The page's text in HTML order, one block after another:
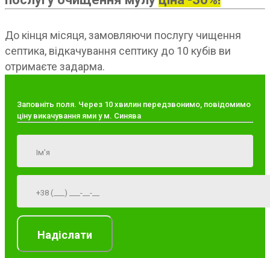
До кінця місяця, замовляючи послугу чищення
септика, відкачування септику до 10 кубів ви
отримаєте задарма.
Заповніть поля. Через 10 хвилин передзвонимо, повідомимо
ціну викачування ями у м. Синява